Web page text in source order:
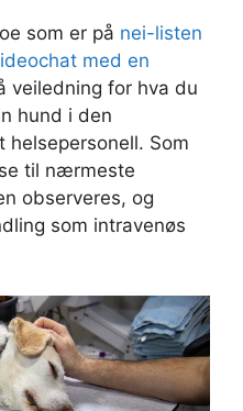
som er på nei-listen
med en
veiledning for hva du
hund i den
helsepersonell. Som
til nærmeste
observeres, og
som intravenøs